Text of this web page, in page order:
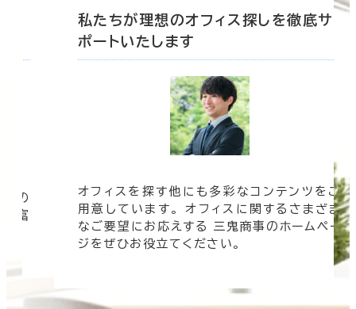
の
豊富
私たちが理想のオフィス探しを徹底サ
ポートいたします
オフィスを探す他にも多彩なコンテンツをご
用意しています。 オフィスに関するさまざま
なご要望にお応えする 三鬼商事のホームペー
ジをぜひお役立てください。